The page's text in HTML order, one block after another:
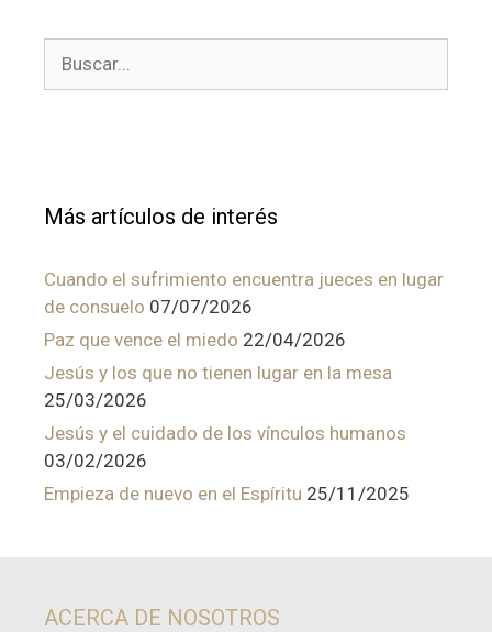
Más artículos de interés
Cuando el sufrimiento encuentra jueces en lugar
de consuelo 07/07/2026
Paz que vence el miedo 22/04/2026
Jesús y los que no tienen lugar en la mesa
25/03/2026
Jesús y el cuidado de los vínculos humanos
03/02/2026
Empieza de nuevo en el Espíritu 25/11/2025
ACERCA DE NOSOTROS